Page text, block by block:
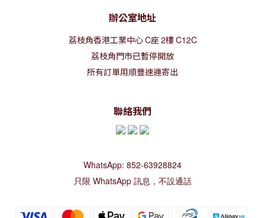
辦公室地址
荔枝角香港工業中心C座2樓C12C
荔枝角門市已暫停開放
所有訂單用順豐速運寄出
聯絡我們
WhatsApp: 852-63928824
只限 WhatsApp 訊息，不設通話